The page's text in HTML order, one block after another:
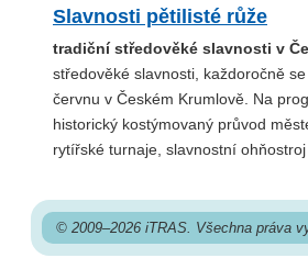
Slavnosti pětilisté růže
tradiční středověké slavnosti v
středověké slavnosti, každoročně
červnu v Českém Krumlově. Na
historický kostýmovaný průvod
rytířské turnaje, slavnostní ohňostroj
© 2009–2026 iTRAS. Všechna práva